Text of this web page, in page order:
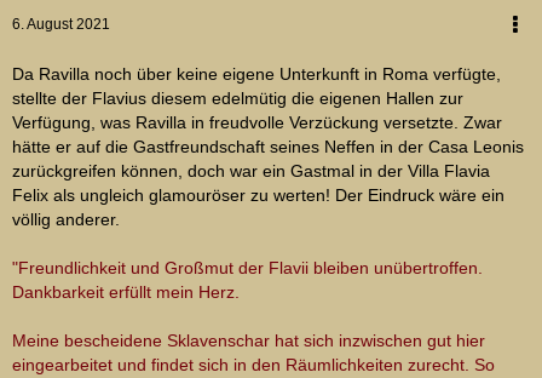
6. August 2021
Da Ravilla noch über keine eigene Unterkunft in Roma verfügte,
stellte der Flavius diesem edelmütig die eigenen Hallen zur
Verfügung, was Ravilla in freudvolle Verzückung versetzte. Zwar
hätte er auf die Gastfreundschaft seines Neffen in der Casa Leonis
zurückgreifen können, doch war ein Gastmal in der Villa Flavia
Felix als ungleich glamouröser zu werten! Der Eindruck wäre ein
völlig anderer.
"Freundlichkeit und Großmut der Flavii bleiben unübertroffen.
Dankbarkeit erfüllt mein Herz.
Meine bescheidene Sklavenschar hat sich inzwischen gut hier
eingearbeitet und findet sich in den Räumlichkeiten zurecht. So